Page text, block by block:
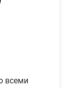
всеми